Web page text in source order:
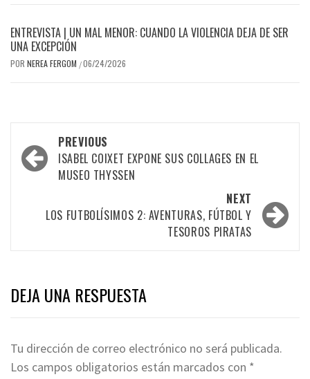
ENTREVISTA | UN MAL MENOR: CUANDO LA VIOLENCIA DEJA DE SER
UNA EXCEPCIÓN
POR NEREA FERGOM /06/24/2026
Post
navigation
PREVIOUS
ISABEL COIXET EXPONE SUS COLLAGES EN EL
MUSEO THYSSEN
NEXT
LOS FUTBOLÍSIMOS 2: AVENTURAS, FÚTBOL Y
TESOROS PIRATAS
DEJA UNA RESPUESTA
Tu dirección de correo electrónico no será publicada.
Los campos obligatorios están marcados con *